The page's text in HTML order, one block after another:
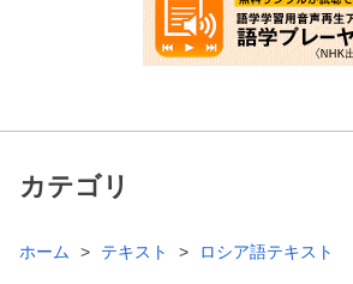
カテゴリ
ホーム テキスト ロシア語テキスト